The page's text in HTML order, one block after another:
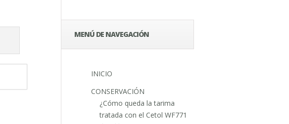
MENÚ DE NAVEGACIÓN
INICIO
CONSERVACIÓN
¿Cómo queda la tarima
tratada con el Cetol WF771